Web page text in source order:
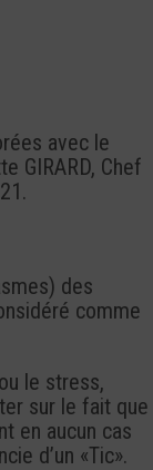
avec le
GIRARD, Chef
des
comme
le stress,
sur le fait que
en aucun cas
d’un «Tic».